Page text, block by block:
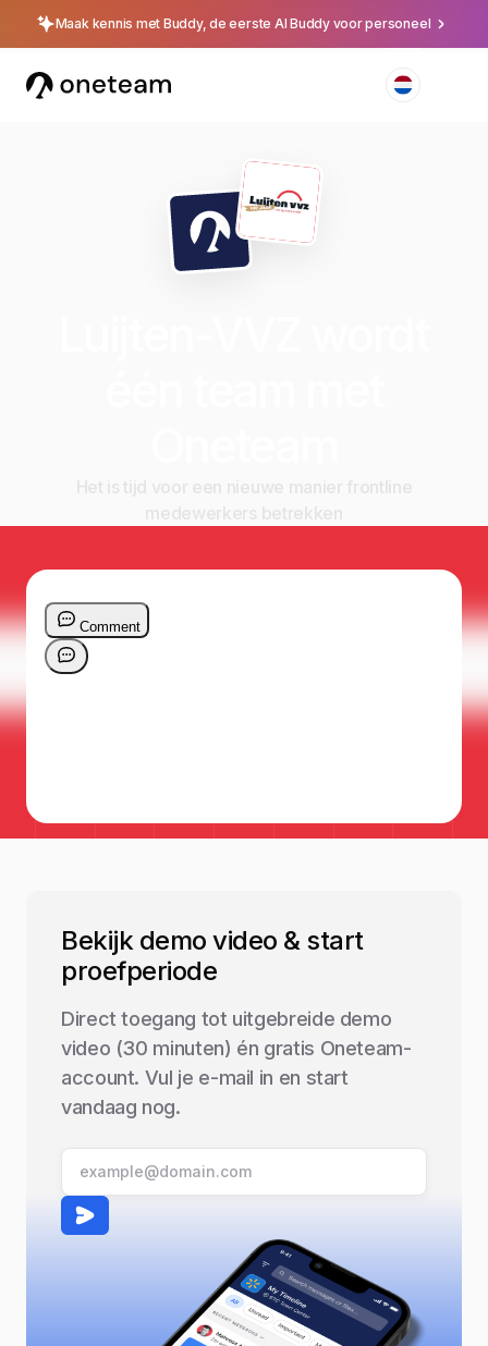
Maak kennis met Buddy, de eerste AI Buddy voor personeel
Bekijk demo video & start
proefperiode
Direct toegang tot uitgebreide demo
video (30 minuten) én gratis Oneteam-
account. Vul je e-mail in en start
vandaag nog.